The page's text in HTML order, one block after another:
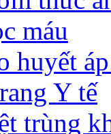
máu
huyết
Y tế
trùng